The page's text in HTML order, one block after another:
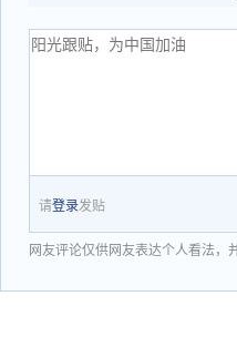
请登录发贴
网友评论仅供网友表达个人看法，